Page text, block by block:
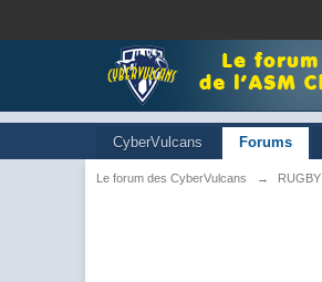
CyberVulcans Forums
Le forum des CyberVulcans → RUGBY